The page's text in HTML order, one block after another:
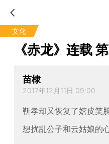
文化
《赤龙》连载
苗棣
2017年12月11日 09:00
靳孝却又恢复了嬉皮笑
想扰乱公子和云姑娘的